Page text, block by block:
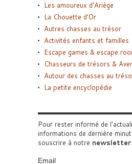
Les amoureux d’Ariège
La Chouette d’Or
Autres chasses au trésor
Activités enfants et familles
Escape games & escape
Chasseurs de trésors &
Autour des chasses au
La petite encyclopédie
Pour rester informé de
informations de dernière
souscrire à notre newsletter.
Email